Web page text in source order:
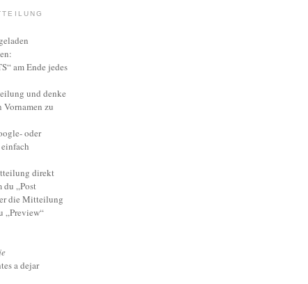
am Ende jedes
und denke
Vornamen zu
oder
direkt
„Post
die Mitteilung
„Preview“
a dejar